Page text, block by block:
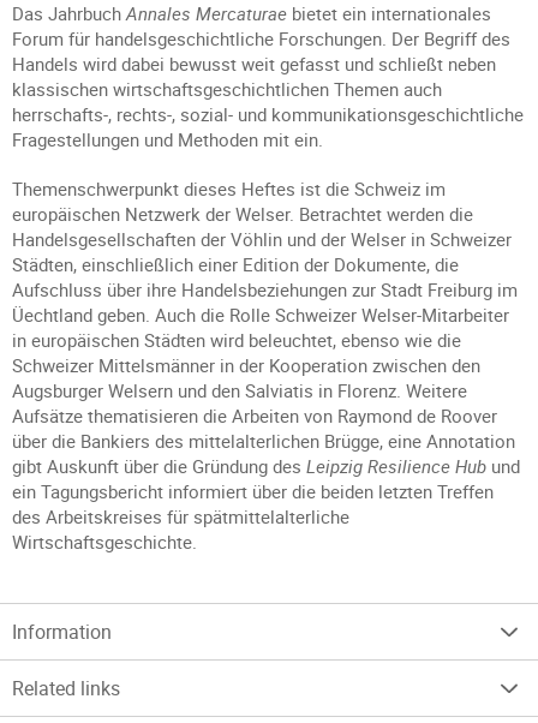
Das JahrbuchAnnales Mercaturae bietet ein internationales
Forum für handelsgeschichtliche Forschungen. Der Begriff des
Handels wird dabei bewusst weit gefasst und schließt neben
klassischen wirtschaftsgeschichtlichen Themen auch
herrschafts-, rechts-, sozial- und kommunikationsgeschichtliche
Fragestellungen und Methoden mit ein.
Themenschwerpunkt dieses Heftes ist die Schweiz im
europäischen Netzwerk der Welser. Betrachtet werden die
Handelsgesellschaften der Vöhlin und der Welser in Schweizer
Städten, einschließlich einer Edition der Dokumente, die
Aufschluss über ihre Handelsbeziehungen zur Stadt Freiburg im
Üechtland geben. Auch die Rolle Schweizer Welser-Mitarbeiter
in europäischen Städten wird beleuchtet, ebenso wie die
Schweizer Mittelsmänner in der Kooperation zwischen den
Augsburger Welsern und den Salviatis in Florenz. Weitere
Aufsätze thematisieren die Arbeiten von Raymond de Roover
über die Bankiers des mittelalterlichen Brügge, eine Annotation
gibt Auskunft über die Gründung des Leipzig Resilience Hub und
ein Tagungsbericht informiert über die beiden letzten Treffen
des Arbeitskreises für spätmittelalterliche
Wirtschaftsgeschichte.
Information
Related links